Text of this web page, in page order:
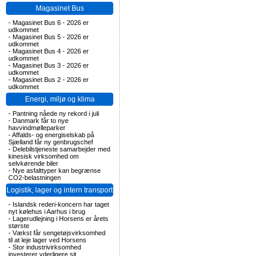
Magasinet Bus
- Magasinet Bus 6 - 2026 er
udkommet
- Magasinet Bus 5 - 2026 er
udkommet
- Magasinet Bus 4 - 2026 er
udkommet
- Magasinet Bus 3 - 2026 er
udkommet
- Magasinet Bus 2 - 2026 er
udkommet
Energi, miljø og klima
- Pantning nåede ny rekord i juli
- Danmark får to nye
havvindmølleparker
-Affalds- og energiselskab på
Sjælland får ny genbrugschef
- Delebilstjeneste samarbejder med
kinesisk virksomhed om
selvkørende biler
- Nye asfalttyper kan begrænse
CO2-belastningen
Logistik, lager og intern transport
- Islandsk rederi-koncern har taget
nyt kølehus i Aarhus i brug
- Lagerudlejning i Horsens er årets
største
- Vækst får sengetøjsvirksomhed
til at leje lager ved Horsens
- Stor industrivirksomhed
investerer yderligere sit